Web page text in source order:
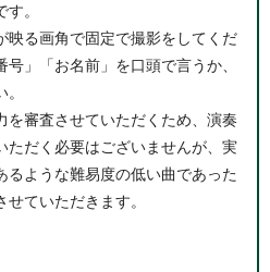
。
映る画角で固定で撮影をしてくだ
」「お名前」を口頭で言うか、
を審査させていただくため、演奏
ただく必要はございませんが、実
るような難易度の低い曲であった
ていただきます。